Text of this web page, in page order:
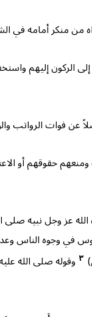
من منكر أمامه في
الركون إليهم
الرواتب والوتر
ومنعهم حقوقهم
الله عز وجل نبيه
في وجوه الناس
٣ وقوله صلى الله